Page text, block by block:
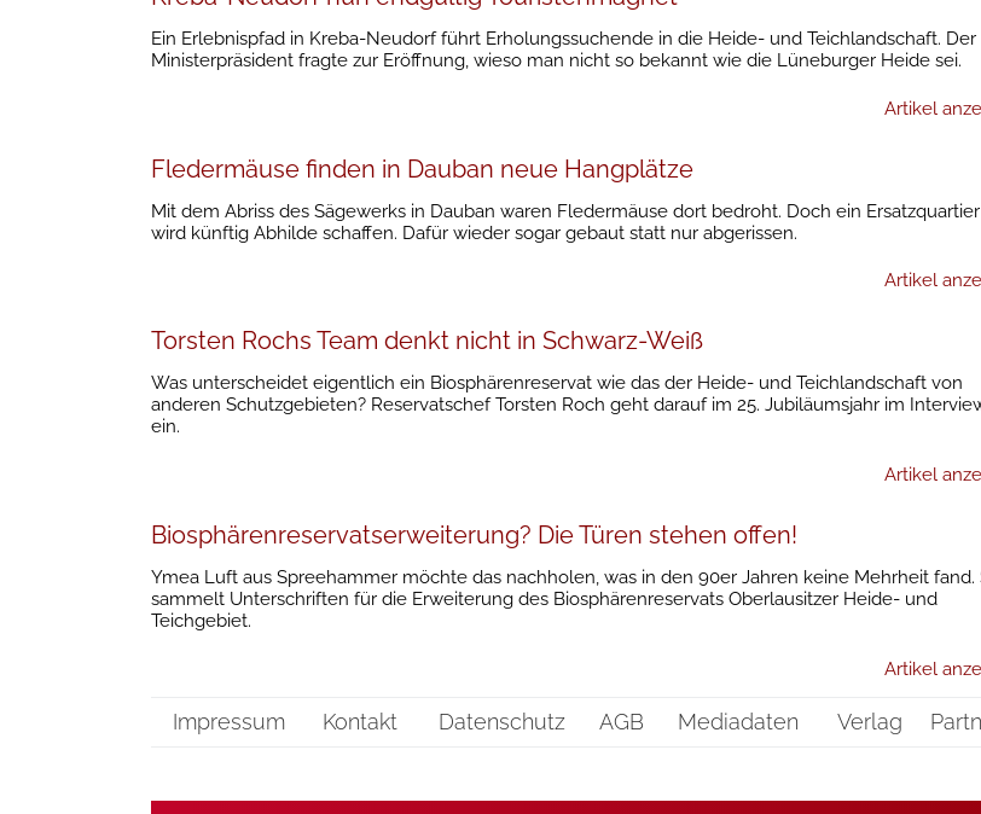
Ein Erlebnispfad in Kreba-Neudorf führt Erholungssuchende in die Heide- und Teichlandschaft. Der
Ministerpräsident fragte zur Eröffnung, wieso man nicht so bekannt wie die Lüneburger Heide sei.
Artikel
Fledermäuse finden in Dauban neue Hangplätze
Mit dem Abriss des Sägewerks in Dauban waren Fledermäuse dort bedroht. Doch ein Ersatzquartier
wird künftig Abhilde schaffen. Dafür wieder sogar gebaut statt nur abgerissen.
Artikel
Torsten Rochs Team denkt nicht in Schwarz-Weiß
Was unterscheidet eigentlich ein Biosphärenreservat wie das der Heide- und Teichlandschaft von
anderen Schutzgebieten? Reservatschef Torsten Roch geht darauf im 25. Jubiläumsjahr im
ein.
Artikel
Biosphärenreservatserweiterung? Die Türen stehen offen!
Ymea Luft aus Spreehammer möchte das nachholen, was in den 90er Jahren keine Mehrheit fand.
sammelt Unterschriften für die Erweiterung des Biosphärenreservats Oberlausitzer Heide- und
Teichgebiet.
Artikel
Impressum Kontakt Datenschutz AGB Mediadaten Verlag